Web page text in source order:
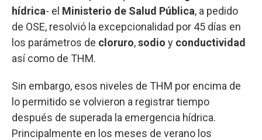
hídrica- el Ministerio de Salud Pública, a pedido
de OSE, resolvió la excepcionalidad por 45 días en
los parámetros de cloruro,sodio y conductividad
así como de THM.
Sin embargo, esos niveles de THM por encima de
lo permitido se volvieron a registrar tiempo
después de superada la emergencia hídrica.
Principalmente en los meses de verano los